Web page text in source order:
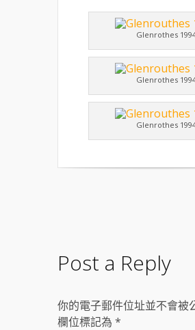
Glenrothes
Glenrothes
Glenrothes
Post a Reply
你的電子郵件位址並不會被
欄位標記為 *